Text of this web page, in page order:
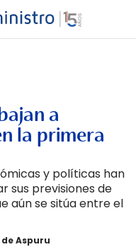
a
la primera
y políticas han
sus previsiones de
aún se sitúa entre el
Aspuru